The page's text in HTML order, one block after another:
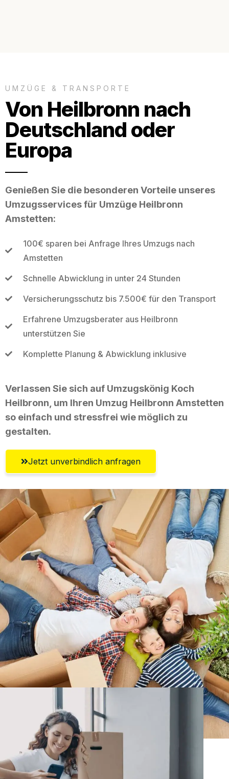
UMZÜGE & TRANSPORTE
Von Heilbronn nach
Deutschland oder
Europa
Genießen Sie die besonderen Vorteile unseres
Umzugsservices für Umzüge Heilbronn
Amstetten:
100€ sparen bei Anfrage Ihres Umzugs nach
Amstetten
Schnelle Abwicklung in unter 24 Stunden
Versicherungsschutz bis 7.500€ für den Transport
Erfahrene Umzugsberater aus Heilbronn
unterstützen Sie
Komplette Planung & Abwicklung inklusive
Verlassen Sie sich auf Umzugskönig Koch
Heilbronn, um Ihren Umzug Heilbronn Amstetten
so einfach und stressfrei wie möglich zu
gestalten.
Jetzt unverbindlich anfragen